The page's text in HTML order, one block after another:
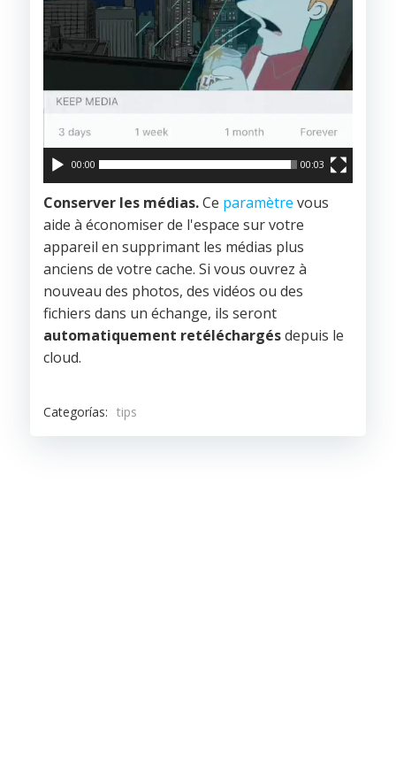
00:00 00:03
Conserver les médias.Ce paramètre vous
aide à économiser de l'espace sur votre
appareil en supprimant les médias plus
anciens de votre cache. Si vous ouvrez à
nouveau des photos, des vidéos ou des
fichiers dans un échange, ils seront
automatiquement retéléchargésdepuis le
cloud.
Categorías: tips